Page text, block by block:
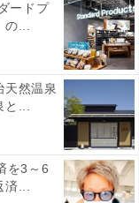
ードプ
...
天然温泉
...
を3～6
...